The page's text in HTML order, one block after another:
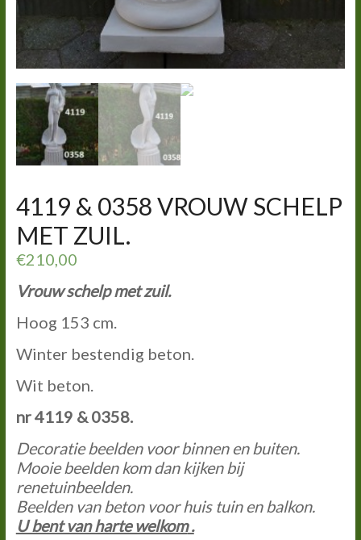
4119 & 0358 VROUW SCHELP
MET ZUIL.
€210,00
Vrouw schelp met zuil.
Hoog 153 cm.
Winter bestendig beton.
Wit beton.
nr 4119 & 0358.
Decoratie beelden voor binnen en buiten.
Mooie beelden kom dan kijken bij
renetuinbeelden.
Beelden van beton voor huis tuin en balkon.
U bent van harte welkom.